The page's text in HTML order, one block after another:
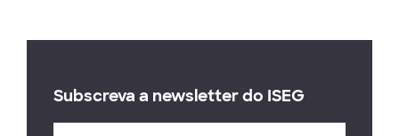
Subscreva a newsletter do ISEG